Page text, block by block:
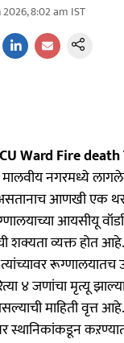
8:02 am IST
Ward Fire
मालवीय नगरमध्ये
आणखी एक
आयसीयू
शक्यता व्यक्त होत
४ जणांचा मृत्यू
माहिती वृत्त
स्थानिकांकडून